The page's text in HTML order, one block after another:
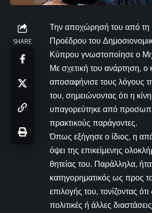
SHARE
Την αποχώρησή του από τη
Προέδρου του
Κύπρου γνωστοποίησε ο
Με σχετική του ανάρτηση, ο
αποσαφήνισε τους λόγους
του, σημειώνοντας ότι η
υπαγορεύτηκε από
πρακτικούς παράγοντες.
Όπως εξήγησε ο ίδιος, η
όψει της επικείμενης
θητείας του. Παράλληλα,
κατηγορηματικός ως προς
επιλογής του, τονίζοντας ότι
πολιτικές ή άλλες